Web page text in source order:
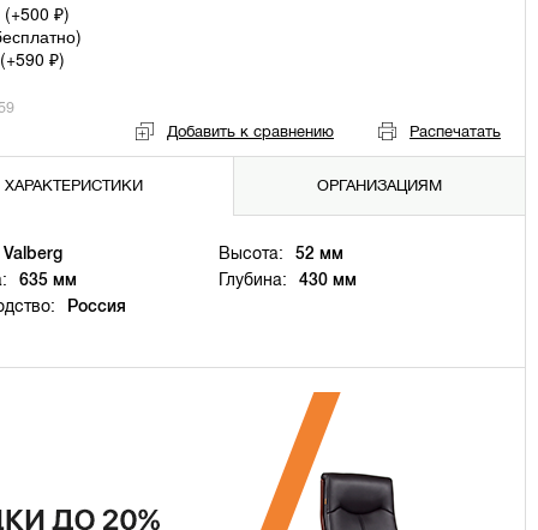
(+500 ₽)
)
590 ₽)
Добавить к сравнению Распечатать
ХАРАКТЕРИСТИКИ ОРГАНИЗАЦИЯМ
Valberg Высота:
52 мм
635 мм Глубина:
430 мм
Россия